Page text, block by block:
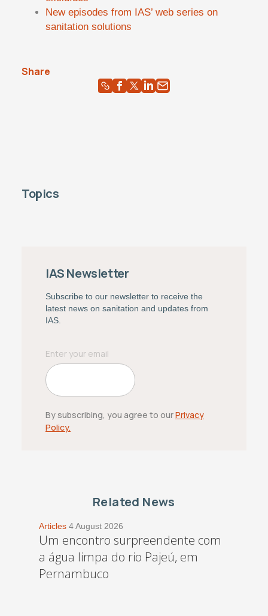
New episodes from IAS’ web series on
sanitation solutions
Share
Topics
IAS Newsletter
Subscribe to our newsletter to receive the
latest news on sanitation and updates from
IAS.
By subscribing, you agree to ourPrivacy
Policy.
Related News
Articles 4 August 2026
Um encontro surpreendente com
a água limpa do rio Pajeú, em
Pernambuco